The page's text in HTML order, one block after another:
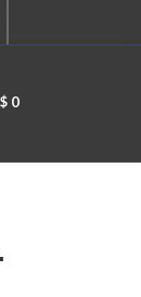
utilizar las
$ 0